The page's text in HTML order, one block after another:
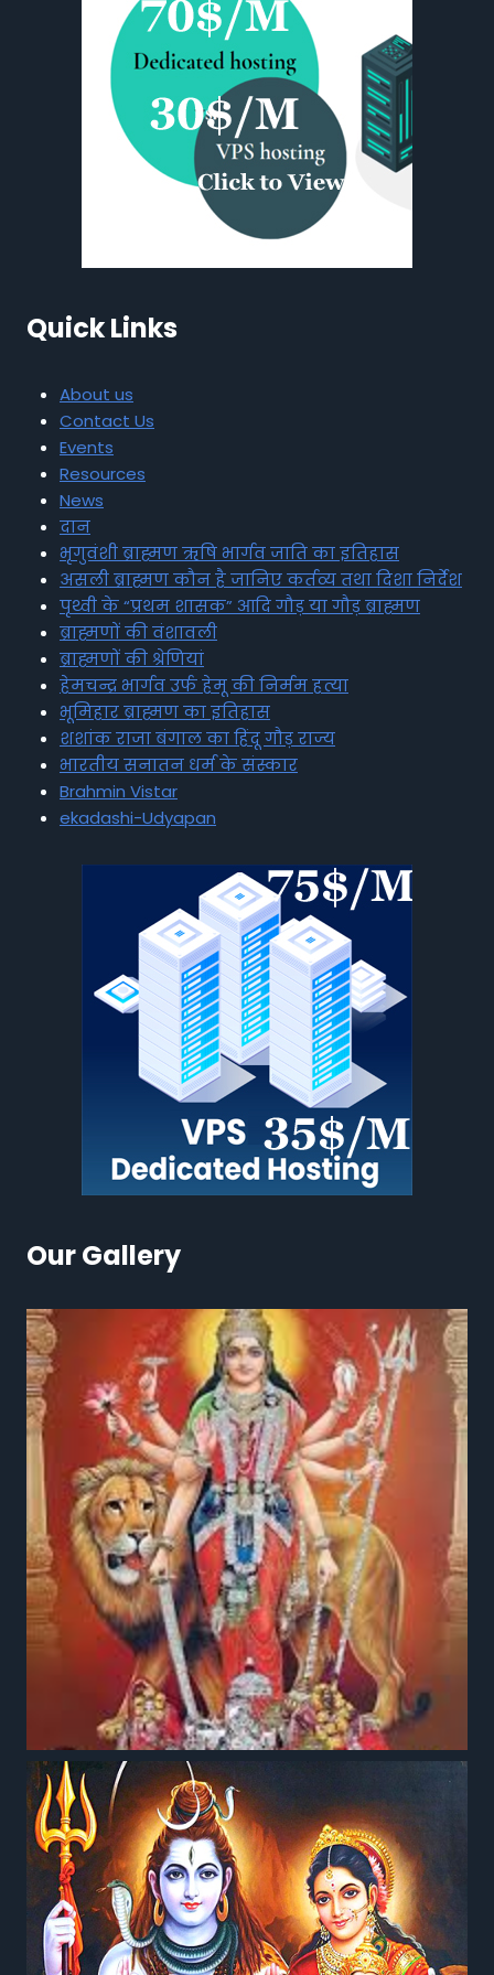
Quick Links
About us
Contact Us
Events
Resources
News
दान
भृगुवंशी ब्राह्मण ऋषि भार्गव जाति का इतिहास
असली ब्राह्मण कौन है जानिए कर्तव्य तथा दिशा निर्देश
पृथ्वी के “प्रथम शासक” आदि गौड़ या गौड़ ब्राह्मण
ब्राह्मणों की वंशावली
ब्राह्मणों की श्रेणियां
हेमचन्द्र भार्गव उर्फ हेमू की निर्मम हत्या
भूमिहार ब्राह्मण का इतिहास
शशांक राजा बंगाल का हिंदू गौड़ राज्य
भारतीय सनातन धर्म के संस्कार
Brahmin Vistar
ekadashi-Udyapan
Our Gallery